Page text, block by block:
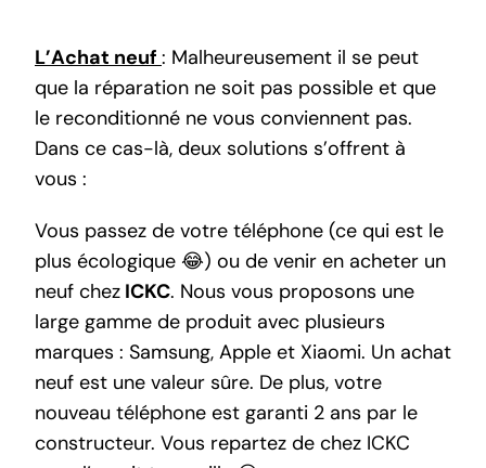
L’Achat neuf : Malheureusement il se peut
que la réparation ne soit pas possible et que
le reconditionné ne vous conviennent pas.
Dans ce cas-là, deux solutions s’offrent à
vous :
Vous passez de votre téléphone (ce qui est le
plus écologique 😂) ou de venir en acheter un
neuf chezICKC. Nous vous proposons une
large gamme de produit avec plusieurs
marques : Samsung, Apple et Xiaomi. Un achat
neuf est une valeur sûre. De plus, votre
nouveau téléphone est garanti 2 ans par le
constructeur. Vous repartez de chez ICKC